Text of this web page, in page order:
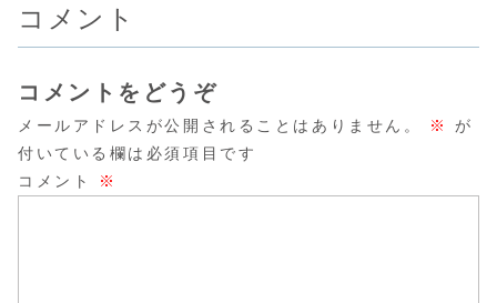
コメント
コメントをどうぞ
メールアドレスが公開されることはありません。 ※
が
付いている欄は必須項目です
コメント
※